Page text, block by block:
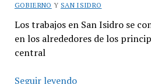
GOBIERNO Y SAN ISIDRO
Los trabajos en San Isidro se
en los alrededores de los
central
Seguir leyendoSigue